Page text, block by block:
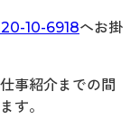
10-6918へお掛
事紹介までの間
す。